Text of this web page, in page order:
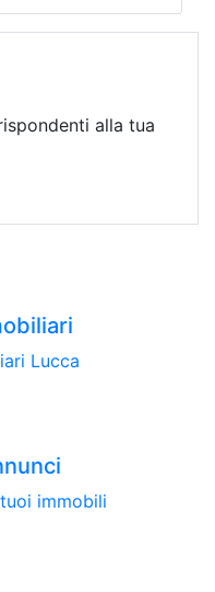
alla tua
Lucca
immobili